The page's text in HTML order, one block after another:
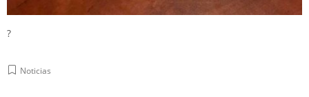
?
Noticias